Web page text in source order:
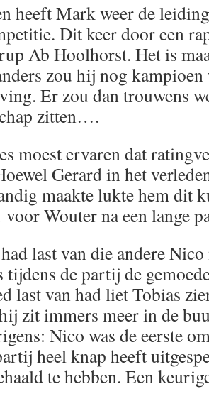
heeft Mark weer de
Dit keer door een
Ab Hoolhorst. Het is
zou hij nog
Er zou dan trouwens
zitten….
moest ervaren dat
Gerard in het
maakte lukte hem dit
voor Wouter na een lange
last van die andere
tijdens de partij de
last van had liet Tobias
zit immers meer in de
Nico was de eerste
heel knap heeft
te hebben. Een